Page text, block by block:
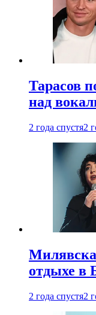
Тарасов
над
2 года спустя2
отдыхе в
2 года спустя2